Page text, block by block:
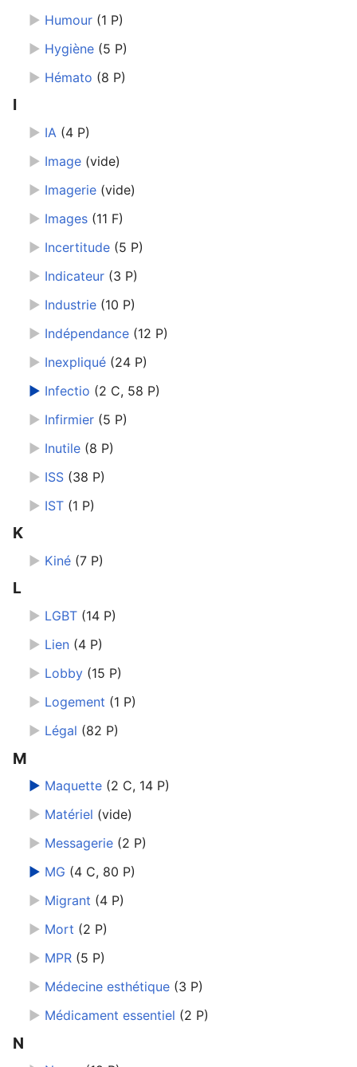
► Humour (1 P)
► Hygiène (5 P)
► Hémato (8 P)
I
► IA (4 P)
► Image (vide)
► Imagerie (vide)
► Images (11 F)
► Incertitude (5 P)
► Indicateur (3 P)
► Industrie (10 P)
► Indépendance (12 P)
► Inexpliqué (24 P)
► Infectio (2 C, 58 P)
► Infirmier (5 P)
► Inutile (8 P)
► ISS (38 P)
► IST (1 P)
K
► Kiné (7 P)
L
► LGBT (14 P)
► Lien (4 P)
► Lobby (15 P)
► Logement (1 P)
► Légal (82 P)
M
► Maquette (2 C, 14 P)
► Matériel (vide)
► Messagerie (2 P)
► MG (4 C, 80 P)
► Migrant (4 P)
► Mort (2 P)
► MPR (5 P)
► Médecine esthétique (3 P)
► Médicament essentiel (2 P)
N